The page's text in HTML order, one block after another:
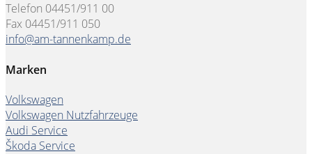
Telefon 04451/911 00
Fax 04451/911 050
info@am-tannenkamp.de
Marken
Volkswagen
Volkswagen Nutzfahrzeuge
Audi Service
Škoda Service